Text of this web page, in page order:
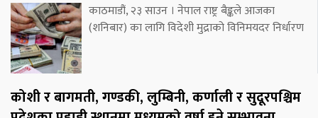
काठमाडौं, २३ साउन । नेपाल राष्ट्र बैङ्कले आजका
(शनिबार) का लागि विदेशी मुद्राको विनिमयदर निर्धारण
कोशी र बागमती, गण्डकी, लुम्बिनी, कर्णाली र सुदूरपश्चिम